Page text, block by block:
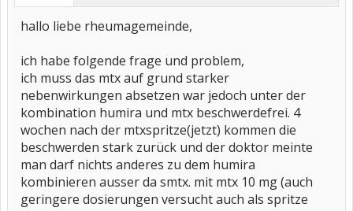
hallo liebe rheumagemeinde,
ich habe folgende frage und problem,
ich muss das mtx auf grund starker
nebenwirkungen absetzen war jedoch unter der
kombination humira und mtx beschwerdefrei. 4
wochen nach der mtxspritze(jetzt) kommen die
beschwerden stark zurück und der doktor meinte
man darf nichts anderes zu dem humira
kombinieren ausser da smtx. mit mtx 10 mg (auch
geringere dosierungen versucht auch als spritze